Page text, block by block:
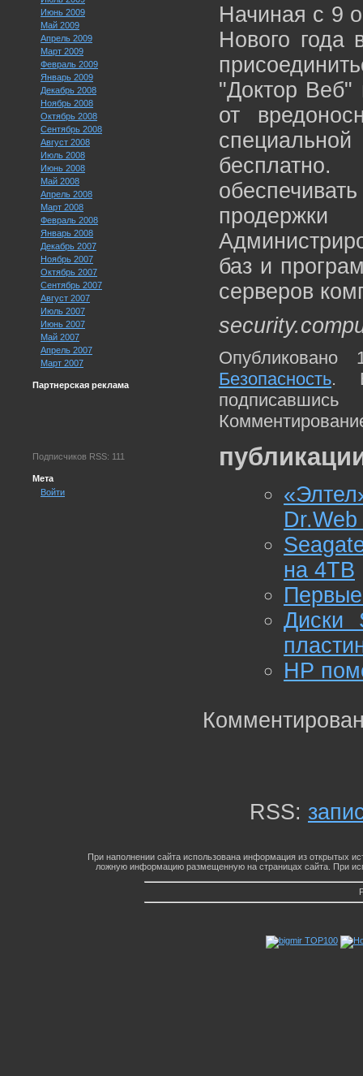
Июнь 2009
Май 2009
Апрель 2009
Март 2009
Февраль 2009
Январь 2009
Декабрь 2008
Ноябрь 2008
Октябрь 2008
Сентябрь 2008
Август 2008
Июль 2008
Июнь 2008
Май 2008
Апрель 2008
Март 2008
Февраль 2008
Январь 2008
Декабрь 2007
Ноябрь 2007
Октябрь 2007
Сентябрь 2007
Август 2007
Июль 2007
Июнь 2007
Май 2007
Апрель 2007
Март 2007
Партнерская реклама
Подписчиков RSS: 111
Мета
Войти
Начиная с 9
Нового года
"Доктор Веб"
от
бесплатно.
баз и
серверов
Безопасность.
на 4TB
Диски
HP
RSS:
При наполнении сайта использована информация из открытых
ложную информацию размещенную на страницах сайта. При